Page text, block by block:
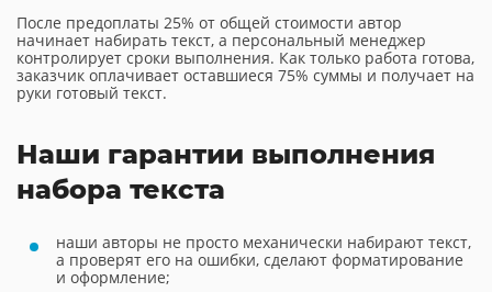
После предоплаты 25% от общей стоимости автор
начинает набирать текст, а персональный менеджер
контролирует сроки выполнения. Как только работа готова,
заказчик оплачивает оставшиеся 75% суммы и получает на
руки готовый текст.
Наши гарантии выполнения
набора текста
наши авторы не просто механически набирают текст,
а проверят его на ошибки, сделают форматирование
и оформление;